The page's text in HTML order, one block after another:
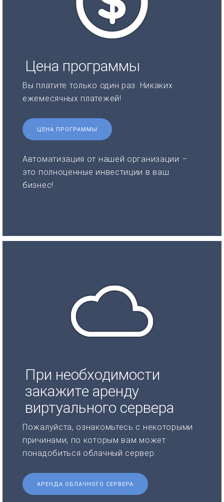
Цена программы
Вы платите только один раз. Никаких
ежемесячных платежей!
ЦЕНА ПРОГРАММЫ
Автоматизация от нашей организации –
это полноценные инвестиции в ваш
бизнес!
При необходимости
закажите аренду
виртуального сервера
Пожалуйста, ознакомьтесь с некоторыми
причинами, по которым вам может
понадобиться облачный сервер.
АРЕНДА ОБЛАЧНОГО СЕРВЕРА